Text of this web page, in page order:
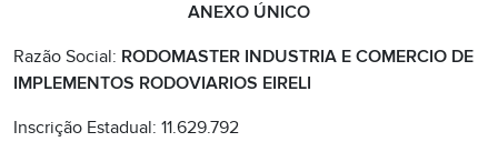
ANEXO ÚNICO
Razão Social: RODOMASTER INDUSTRIA E COMERCIO DE
IMPLEMENTOS RODOVIARIOS EIRELI
Inscrição Estadual: 11.629.792